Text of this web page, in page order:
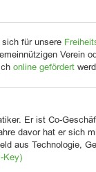
für unsere
Verein
online gefördert
Er ist Co-
davor hat er sich
aus Technologie,
Key)